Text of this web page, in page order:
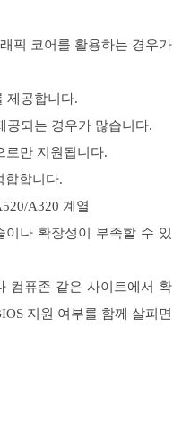
픽 코어를 활용하는 경우가
제공합니다.
공되는 경우가 많습니다.
로만 지원됩니다.
합합니다.
A320 계열
나 확장성이 부족할 수 있
컴퓨존 같은 사이트에서 확
지원 여부를 함께 살피면